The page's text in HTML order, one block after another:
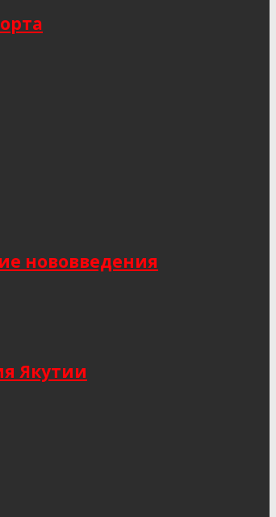
нововведения
Якутии